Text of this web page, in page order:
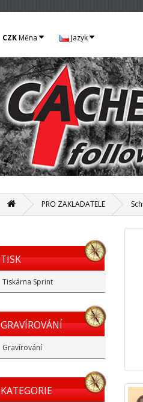
CZKMěna Jazyk
PRO ZAKLADATELE
TISK
Tiskárna Sprint
GRAVÍROVÁNÍ
Gravírování
KATEGORIE